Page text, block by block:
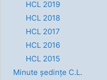
HCL 2019
HCL 2018
HCL 2017
HCL 2016
HCL 2015
Minute ședințe C.L.